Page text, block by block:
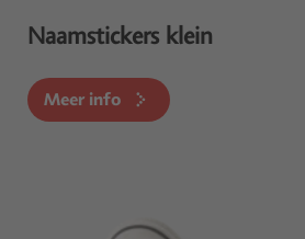
Naamstickers klein
Meer info